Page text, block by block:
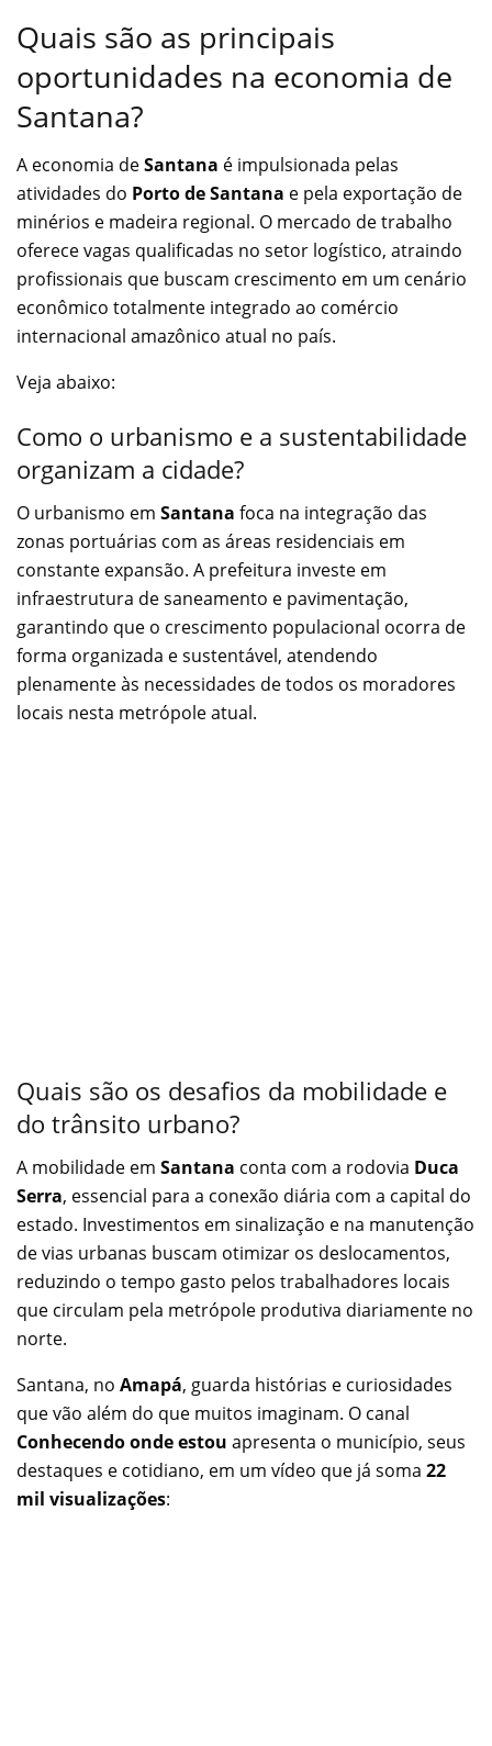
Quais são as principais
oportunidades na economia de
Santana?
A economia deSantana é impulsionada pelas
atividades do Porto de Santana e pela exportação de
minérios e madeira regional. O mercado de trabalho
oferece vagas qualificadas no setor logístico, atraindo
profissionais que buscam crescimento em um cenário
econômico totalmente integrado ao comércio
internacional amazônico atual no país.
Veja abaixo:
Como o urbanismo e a sustentabilidade
organizam a cidade?
O urbanismo em Santana foca na integração das
zonas portuárias com as áreas residenciais em
constante expansão. A prefeitura investe em
infraestrutura de saneamento e pavimentação,
garantindo que o crescimento populacional ocorra de
forma organizada e sustentável, atendendo
plenamente às necessidades de todos os moradores
locais nesta metrópole atual.
Quais são os desafios da mobilidade e
do trânsito urbano?
A mobilidade em Santana conta com a rodovia Duca
Serra, essencial para a conexão diária com a capital do
estado. Investimentos em sinalização e na manutenção
de vias urbanas buscam otimizar os deslocamentos,
reduzindo o tempo gasto pelos trabalhadores locais
que circulam pela metrópole produtiva diariamente no
norte.
Santana, no Amapá, guarda histórias e curiosidades
que vão além do que muitos imaginam. O canal
Conhecendo onde estou apresenta o município, seus
destaques e cotidiano, em um vídeo que já soma 22
mil visualizações: